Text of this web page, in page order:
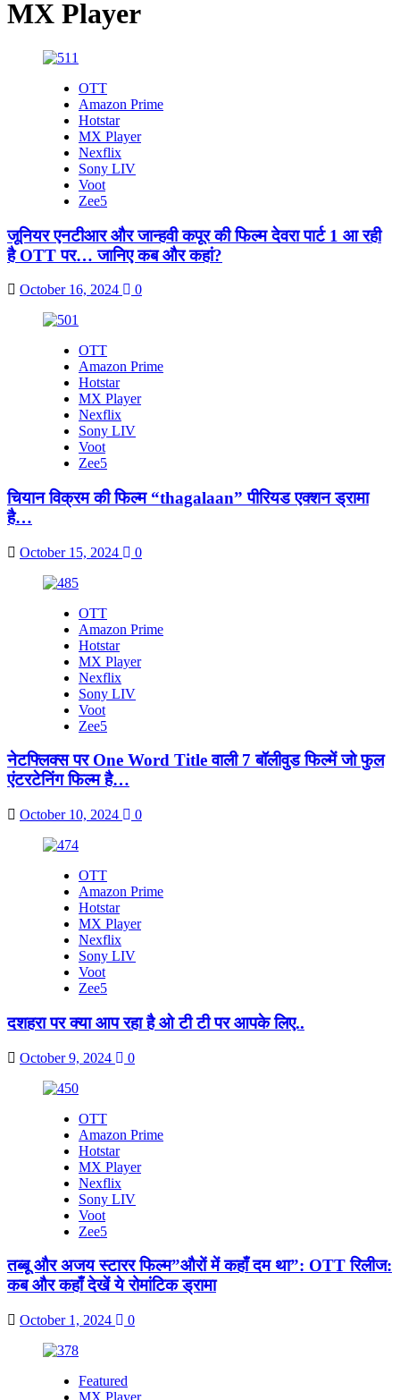
MX Player
OTT
Amazon Prime
Hotstar
MX Player
Nexflix
Sony LIV
Voot
Zee5
जूनियर एनटीआर और जान्हवी कपूर की फिल्म देवरा पार्ट 1 आ रही
है OTT पर… जानिए कब और कहां?
October 16, 2024 0
OTT
Amazon Prime
Hotstar
MX Player
Nexflix
Sony LIV
Voot
Zee5
चियान विक्रम की फिल्म “thagalaan” पीरियड एक्शन ड्रामा
है…
October 15, 2024 0
OTT
Amazon Prime
Hotstar
MX Player
Nexflix
Sony LIV
Voot
Zee5
नेटफ्लिक्स पर One Word Title वाली 7 बॉलीवुड फिल्में जो फुल
एंटरटेनिंग फिल्म है…
October 10, 2024 0
OTT
Amazon Prime
Hotstar
MX Player
Nexflix
Sony LIV
Voot
Zee5
दशहरा पर क्या आप रहा है ओ टी टी पर आपके लिए..
October 9, 2024 0
OTT
Amazon Prime
Hotstar
MX Player
Nexflix
Sony LIV
Voot
Zee5
तब्बू और अजय स्टारर फिल्म”औरों में कहाँ दम था”: OTT रिलीज:
कब और कहाँ देखें ये रोमांटिक ड्रामा
October 1, 2024 0
Featured
MX Player